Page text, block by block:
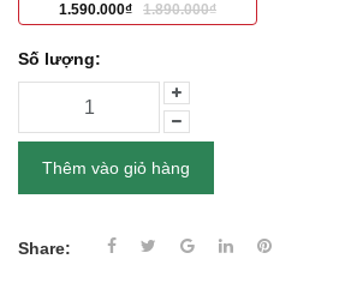
1.590.000₫ 1.890.000₫
Số lượng:
Thêm vào giỏ hàng
Share: